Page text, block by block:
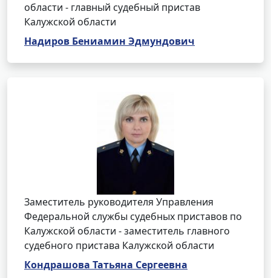
области - главный судебный пристав
Калужской области
Надиров Бениамин Эдмундович
Заместитель руководителя Управления
Федеральной службы судебных приставов по
Калужской области - заместитель главного
судебного пристава Калужской области
Кондрашова Татьяна Сергеевна